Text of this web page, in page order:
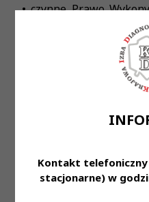
Kontakt
stacjonarne) w
• czynne Prawo
Laboratoryjnego •
rozwinięte
laboratoryjnej •
umiejętność pracy w
dokładność i
• stabilne
pracę • zniżki na